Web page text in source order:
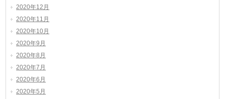
2020年12月
2020年11月
2020年10月
2020年9月
2020年8月
2020年7月
2020年6月
2020年5月